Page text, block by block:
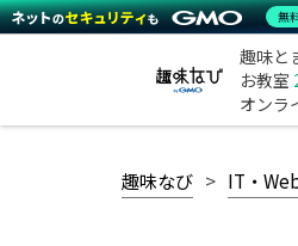
趣味と
お教室
オンラ
趣味なび IT・
無